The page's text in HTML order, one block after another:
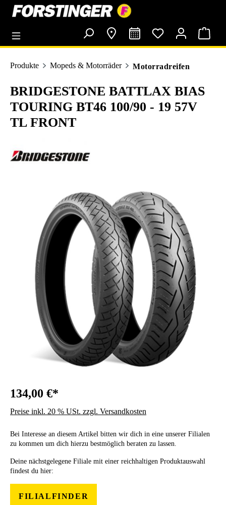
springen
Produkte Mopeds & Motorräder Motorradreifen
BRIDGESTONE BATTLAX BIAS
TOURING BT46 100/90 - 19 57V
TL FRONT
134,00 €*
Preise inkl. 20 % USt. zzgl. Versandkosten
Bei Interesse an diesem Artikel bitten wir dich in eine unserer Filialen
zu kommen um dich hierzu bestmöglich beraten zu lassen.
Deine nächstgelegene Filiale mit einer reichhaltigen Produktauswahl
findest du hier:
FILIALFINDER